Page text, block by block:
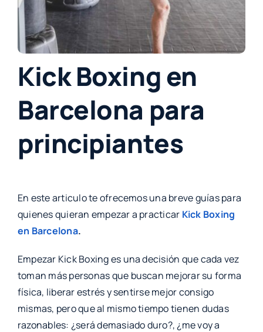
Kick Boxing en
Barcelona para
principiantes
En este articulo te ofrecemos una breve guías para
quienes quieran empezar a practicar Kick Boxing
en Barcelona.
Empezar Kick Boxing es una decisión que cada vez
toman más personas que buscan mejorar su forma
física, liberar estrés y sentirse mejor consigo
mismas, pero que al mismo tiempo tienen dudas
razonables: ¿será demasiado duro?, ¿me voy a